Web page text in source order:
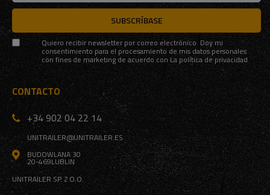
SUBSCRÍBASE
Quiero recibir newsletter por correo electrónico. Doy mi
consentimiento para el procesamiento de mis datos personales
con fines de marketing de acuerdo conLa política de privacidad
CONTACTO
+34 902 04 22 14
UNITRAILER@UNITRAILER.ES
BUDOWLANA 30
20-469LUBLIN
UNITRAILER SP. Z O.O.